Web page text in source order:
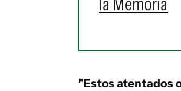
"Estos atentados